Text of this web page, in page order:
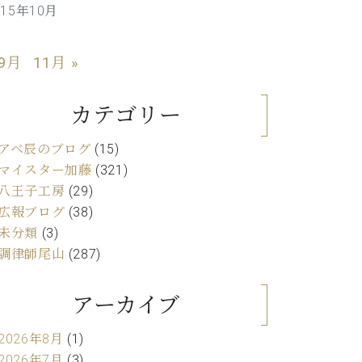
年10月
月 11月 »
カテゴリー
アベ辰のブログ (15)
イスター加藤 (321)
八王子工房 (29)
広報ブログ (38)
分類 (3)
律師尾山 (287)
アーカイブ
年8月 (1)